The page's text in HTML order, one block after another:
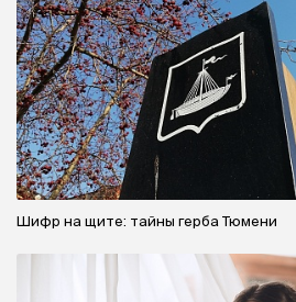
Шифр на щите: тайны герба Тюмени